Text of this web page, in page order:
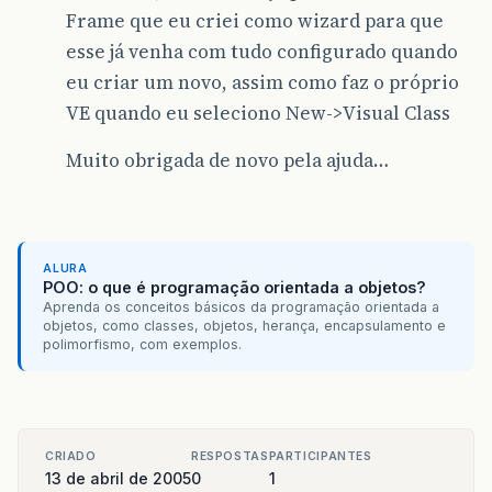
Frame que eu criei como wizard para que
esse já venha com tudo configurado quando
eu criar um novo, assim como faz o próprio
VE quando eu seleciono New->Visual Class
Muito obrigada de novo pela ajuda…
ALURA
POO: o que é programação orientada a objetos?
Aprenda os conceitos básicos da programação orientada a
objetos, como classes, objetos, herança, encapsulamento e
polimorfismo, com exemplos.
CRIADO
13 de abril de 2005
RESPOSTAS
0
PARTICIPANTES
1